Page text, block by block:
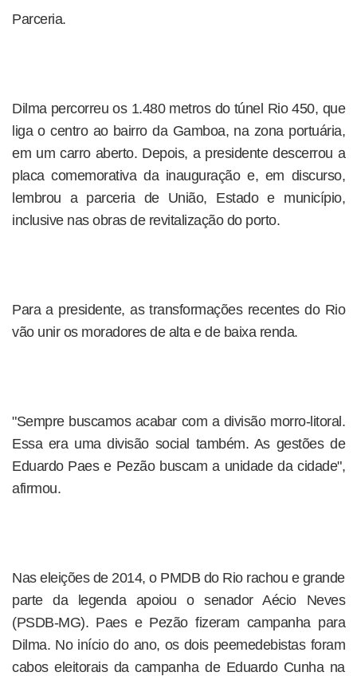
Parceria.
Dilma percorreu os 1.480 metros do túnel Rio 450, que
liga o centro ao bairro da Gamboa, na zona portuária,
em um carro aberto. Depois, a presidente descerrou a
placa comemorativa da inauguração e, em discurso,
lembrou a parceria de União, Estado e município,
inclusive nas obras de revitalização do porto.
Para a presidente, as transformações recentes do Rio
vão unir os moradores de alta e de baixa renda.
"Sempre buscamos acabar com a divisão morro-litoral.
Essa era uma divisão social também. As gestões de
Eduardo Paes e Pezão buscam a unidade da cidade",
afirmou.
Nas eleições de 2014, o PMDB do Rio rachou e grande
parte da legenda apoiou o senador Aécio Neves
(PSDB-MG). Paes e Pezão fizeram campanha para
Dilma. No início do ano, os dois peemedebistas foram
cabos eleitorais da campanha de Eduardo Cunha na